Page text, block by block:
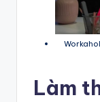
Làm